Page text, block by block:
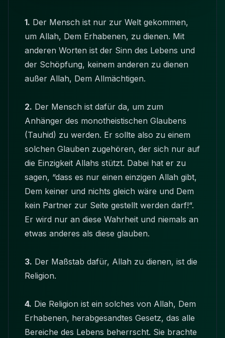
1. Der Mensch ist nur zur Welt gekommen,
um Allah, Dem Erhabenen, zu dienen. Mit
anderen Worten ist der Sinn des Lebens und
der Schöpfung, keinem anderen zu dienen
außer Allah, Dem Allmächtigen.
2. Der Mensch ist dafür da, um zum
Anhänger des monotheistischen Glaubens
(Tauhid) zu werden. Er sollte also zu einem
solchen Glauben zugehören, der sich nur auf
die Einzigkeit Allahs stützt. Dabei hat er zu
sagen, “dass es nur einen einzigen Allah gibt,
Dem keiner und nichts gleich wäre und Dem
kein Partner zur Seite gestellt werden darf!“.
Er wird nur an diese Wahrheit und niemals an
etwas anderes als diese glauben.
3. Der Maßstab dafür, Allah zu dienen, ist die
Religion.
4. Die Religion ist ein solches von Allah, Dem
Erhabenen, herabgesandtes Gesetz, das alle
Bereiche des Lebens beherrscht. Sie brachte